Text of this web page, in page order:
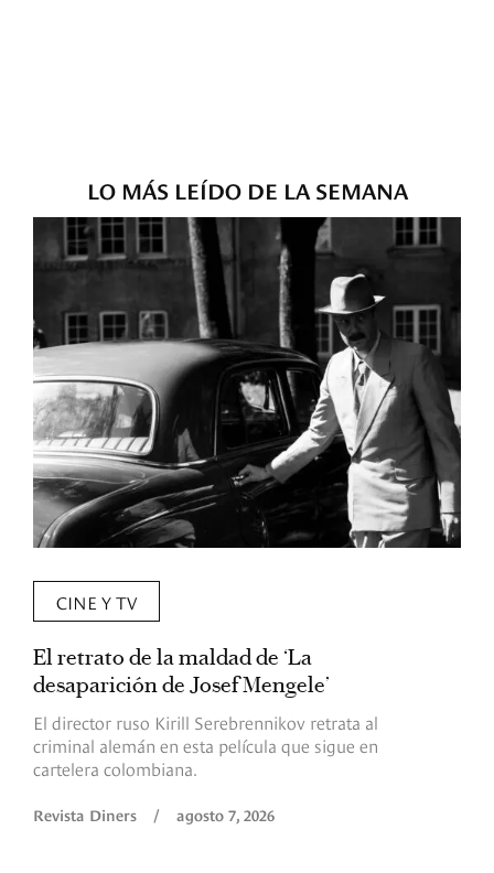
LO MÁS LEÍDO DE LA SEMANA
CINE Y TV
El retrato de la maldad de ‘La
desaparición de Josef Mengele’
El director ruso Kirill Serebrennikov retrata al
criminal alemán en esta película que sigue en
cartelera colombiana.
Revista Diners / agosto 7, 2026